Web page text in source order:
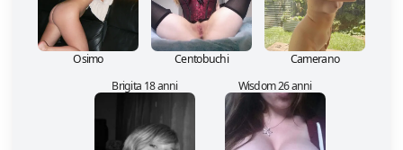
Osimo Centobuchi
Camerano
Brigita 18 anni
Wisdom 26 anni